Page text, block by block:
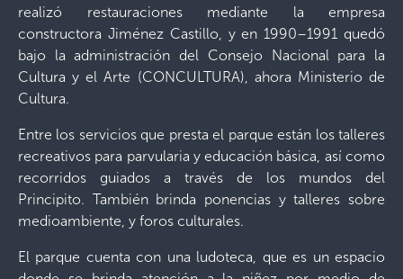
realizó restauraciones mediante la empresa
constructora Jiménez Castillo, y en 1990–1991 quedó
bajo la administración del Consejo Nacional para la
Cultura y el Arte (CONCULTURA), ahora Ministerio de
Cultura.
Entre los servicios que presta el parque están los talleres
recreativos para parvularia y educación básica, así como
recorridos guiados a través de los mundos del
Principito. También brinda ponencias y talleres sobre
medioambiente, y foros culturales.
El parque cuenta con una ludoteca, que es un espacio